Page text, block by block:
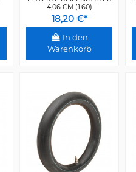
4,06 CM (1.60)
18,20 €*
In den
Warenkorb